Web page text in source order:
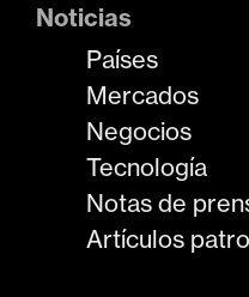
Noticias
Países
Mercados
Negocios
Tecnología
Notas de
Artículos